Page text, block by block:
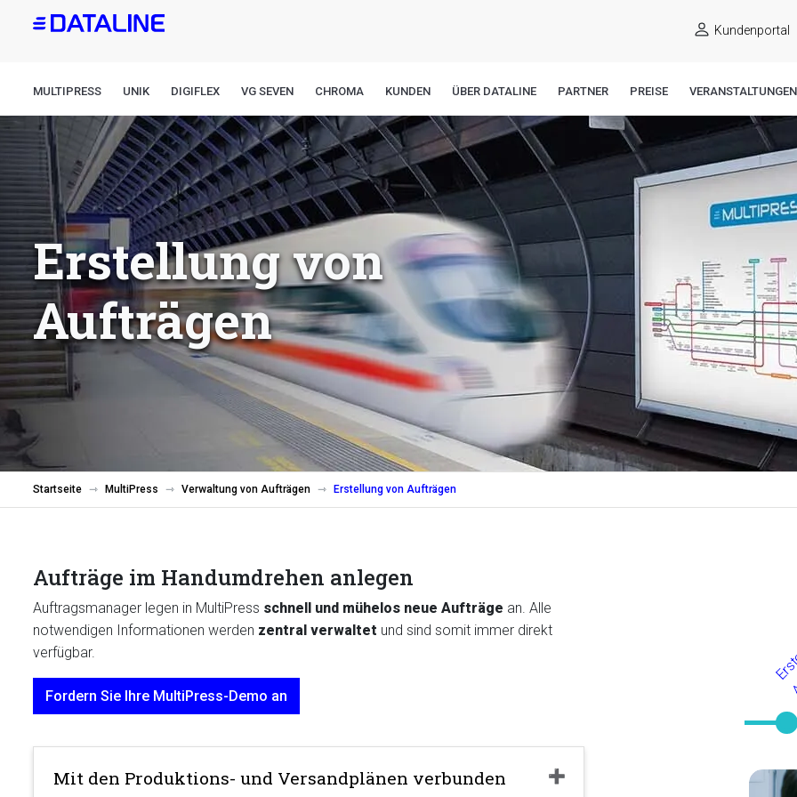
Kundenportal
MULTIPRESS UNIK DIGIFLEX VG SEVEN CHROMA KUNDEN ÜBER DATALINE PARTNER PREISE VERANSTALTUNGEN
Erstellung von
Aufträgen
Startseite MultiPress Verwaltung von Aufträgen Erstellung von Aufträgen
Aufträge im Handumdrehen anlegen
Auftragsmanager legen in MultiPress schnell und mühelos neue Aufträge an. Alle
notwendigen Informationen werden zentral verwaltet und sind somit immer direkt
verfügbar.
Fordern Sie Ihre MultiPress-Demo an
Mit den Produktions- und Versandplänen verbunden